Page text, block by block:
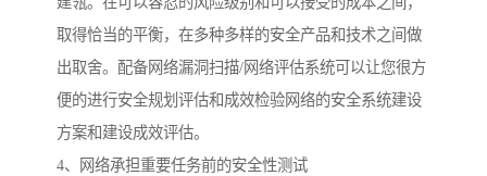
取得恰当的平衡，在多种多样的安全产品和技术之间做
出取舍。配备网络漏洞扫描/网络评估系统可以让您很方
便的进行安全规划评估和成效检验网络的安全系统建设
方案和建设成效评估。
4、网络承担重要任务前的安全性测试